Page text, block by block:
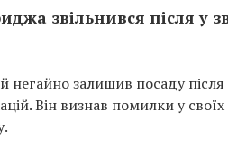
звільнився після у
залишив посаду після
Він визнав помилки у